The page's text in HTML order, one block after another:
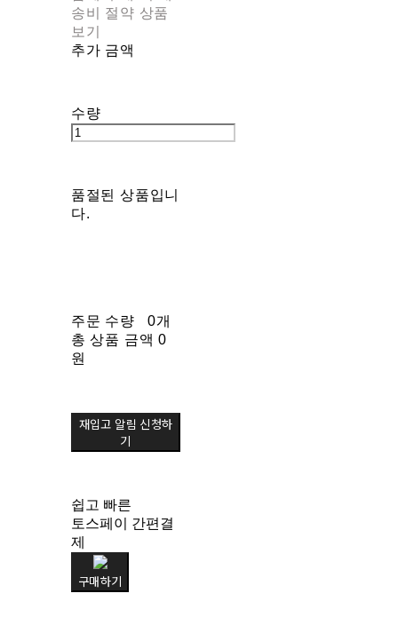
송비 절약 상품
보기
추가 금액
수량
품절된 상품입니
다.
주문 수량
0개
총 상품 금액 0
원
재입고 알림 신청하
기
쉽고 빠른
토스페이 간편결
제
구매하기